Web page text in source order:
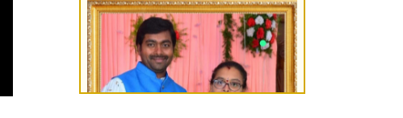
Sri Desu Ramesh Babu & Smt. Padmavathi
VIP Member, Addanki, AP